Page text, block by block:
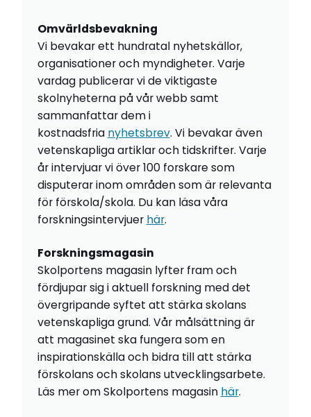
Omvärldsbevakning
Vi bevakar ett hundratal nyhetskällor,
organisationer och myndigheter. Varje
vardag publicerar vi de viktigaste
skolnyheterna på vår webb samt
sammanfattar dem i
kostnadsfria nyhetsbrev. Vi bevakar även
vetenskapliga artiklar och tidskrifter. Varje
år intervjuar vi över 100 forskare som
disputerar inom områden som är relevanta
för förskola/skola. Du kan läsa våra
forskningsintervjuer här.
Forskningsmagasin
Skolportens magasin lyfter fram och
fördjupar sig i aktuell forskning med det
övergripande syftet att stärka skolans
vetenskapliga grund. Vår målsättning är
att magasinet ska fungera som en
inspirationskälla och bidra till att stärka
förskolans och skolans utvecklingsarbete.
Läs mer om Skolportens magasin här.